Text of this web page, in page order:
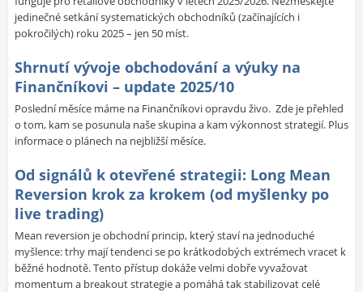
jedinečné setkání systematických obchodníků (začínajících i
pokročilých) roku 2025 – jen 50 míst.
Shrnutí vývoje obchodování a výuky na
Finančníkovi – update 2025/10
Poslední měsíce máme na Finančníkovi opravdu živo. Zde je přehled
o tom, kam se posunula naše skupina a kam výkonnost strategií. Plus
informace o plánech na nejbližší měsíce.
Od signálů k otevřené strategii: Long Mean
Reversion krok za krokem (od myšlenky po
live trading)
Mean reversion je obchodní princip, který staví na jednoduché
myšlence: trhy mají tendenci se po krátkodobých extrémech vracet k
běžné hodnotě. Tento přístup dokáže velmi dobře vyvažovat
momentum a breakout strategie a pomáhá tak stabilizovat celé